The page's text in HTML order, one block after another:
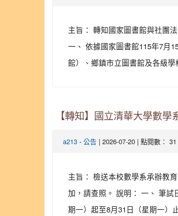
主旨： 轉知國家圖書館與社團
一、 依據國家圖書館115年7月
館）、鄉鎮市立圖書館及各級
【轉知】國立清華大學數
a213 - 公告 | 2026-07-20 | 點閱數： 31
主旨： 檢送本校數學系承辦教
加，請查照。 說明： 一、 筆試
期一）起至8月31日（星期一）